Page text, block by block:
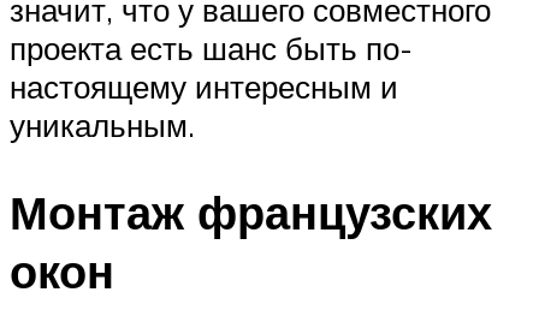
значит, что у вашего совместного
проекта есть шанс быть по-
настоящему интересным и
уникальным.
Монтаж французских
окон